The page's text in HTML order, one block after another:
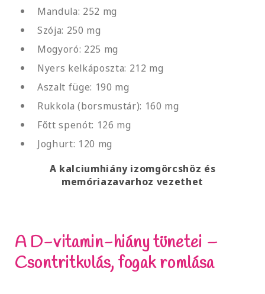
Mandula: 252 mg
Szója: 250 mg
Mogyoró: 225 mg
Nyers kelkáposzta: 212 mg
Aszalt füge: 190 mg
Rukkola (borsmustár): 160 mg
Főtt spenót: 126 mg
Joghurt: 120 mg
A kalciumhiány izomgörcshöz és
memóriazavarhoz vezethet
A D-vitamin-hiány tünetei –
Csontritkulás, fogak romlása